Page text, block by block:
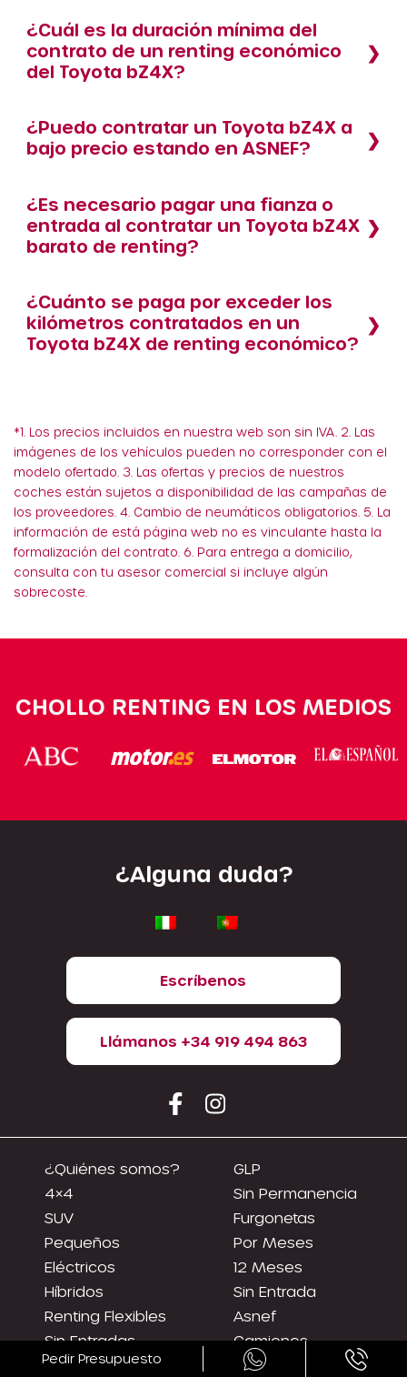
¿Cuál es la duración mínima del
contrato de un renting económico
del Toyota bZ4X?
¿Puedo contratar un Toyota bZ4X a
bajo precio estando en ASNEF?
¿Es necesario pagar una fianza o
entrada al contratar un Toyota bZ4X
barato de renting?
¿Cuánto se paga por exceder los
kilómetros contratados en un
Toyota bZ4X de renting económico?
*1. Los precios incluidos en nuestra web son sin IVA. 2. Las
imágenes de los vehículos pueden no corresponder con el
modelo ofertado. 3. Las ofertas y precios de nuestros
coches están sujetos a disponibilidad de las campañas de
los proveedores. 4. Cambio de neumáticos obligatorios. 5. La
información de está página web no es vinculante hasta la
formalización del contrato. 6. Para entrega a domicilio,
consulta con tu asesor comercial si incluye algún
sobrecoste.
CHOLLO RENTING EN LOS MEDIOS
¿Alguna duda?
Escríbenos
Llámanos +34 919 494 863
¿Quiénes somos?
4×4
SUV
Pequeños
Eléctricos
Híbridos
Renting Flexibles
Sin Entradas
Segunda Mano
GLP
Sin Permanencia
Furgonetas
Por Meses
12 Meses
Sin Entrada
Asnef
Camiones
Todoterrenos
Pedir Presupuesto